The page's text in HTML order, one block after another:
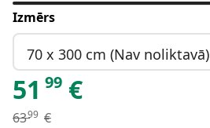
Izmērs
70 x 300 cm (Nav noliktavā)
51 99 €
6399 €